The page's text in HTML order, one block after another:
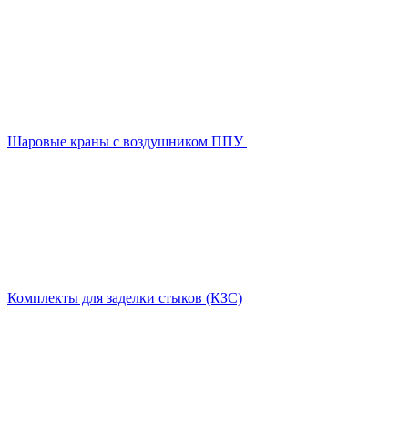
Шаровые краны с воздушником ППУ
Комплекты для заделки стыков (КЗС)